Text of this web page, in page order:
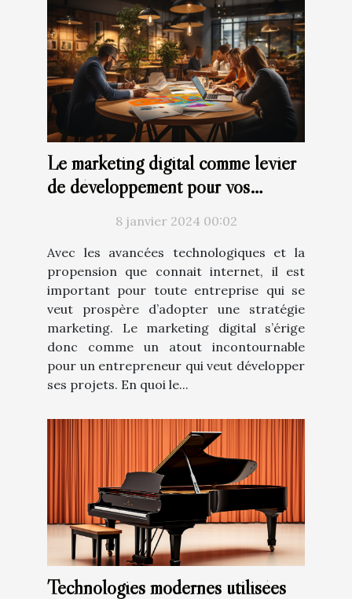
Le marketing digital comme levier
de développement pour vos
8 janvier 2024 00:02
Avec les avancées technologiques et la
propension que connait internet, il est
important pour toute entreprise qui se
veut prospère d’adopter une stratégie
marketing. Le marketing digital s’érige
donc comme un atout incontournable
pour un entrepreneur qui veut développer
ses projets. En quoi le...
Technologies modernes utilisées